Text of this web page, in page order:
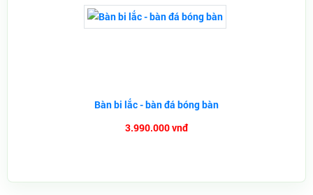
Bàn bi lắc - bàn đá bóng bàn
3.990.000 vnđ